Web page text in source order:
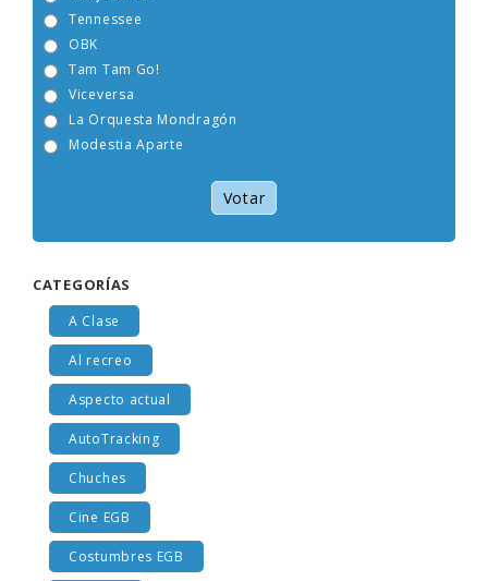
Vicky Larraz
La Orquesta Mondragón
Modestia Aparte
Votar
A Clase
Al recreo
Aspecto actual
AutoTracking
Chuches
Cine EGB
Costumbres EGB